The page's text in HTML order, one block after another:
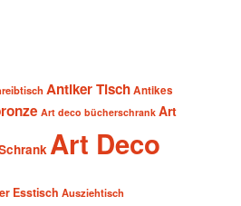
Antiker TischAntikes
Art deco bücherschrank Art
Art Deco
Esstisch Ausziehtisch